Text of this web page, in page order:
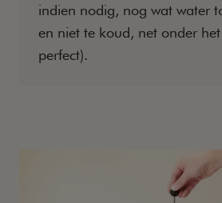
indien nodig, nog wat water
en niet te koud, net onder
perfect).